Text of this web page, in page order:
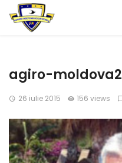
agiro-moldova2
26 iulie 2015 156 views